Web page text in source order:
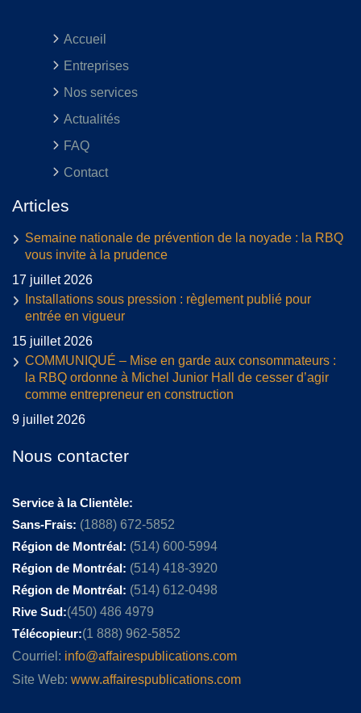
Accueil
Entreprises
Nos services
Actualités
FAQ
Contact
Articles
Semaine nationale de prévention de la noyade : la RBQ
vous invite à la prudence
17 juillet 2026
Installations sous pression : règlement publié pour
entrée en vigueur
15 juillet 2026
COMMUNIQUÉ – Mise en garde aux consommateurs :
la RBQ ordonne à Michel Junior Hall de cesser d’agir
comme entrepreneur en construction
9 juillet 2026
Nous contacter
Service à la Clientèle:
Sans-Frais: (1888) 672-5852
Région de Montréal: (514) 600-5994
Région de Montréal: (514) 418-3920
Région de Montréal: (514) 612-0498
Rive Sud:(450) 486 4979
Télécopieur:(1 888) 962-5852
Courriel: info@affairespublications.com
Site Web: www.affairespublications.com